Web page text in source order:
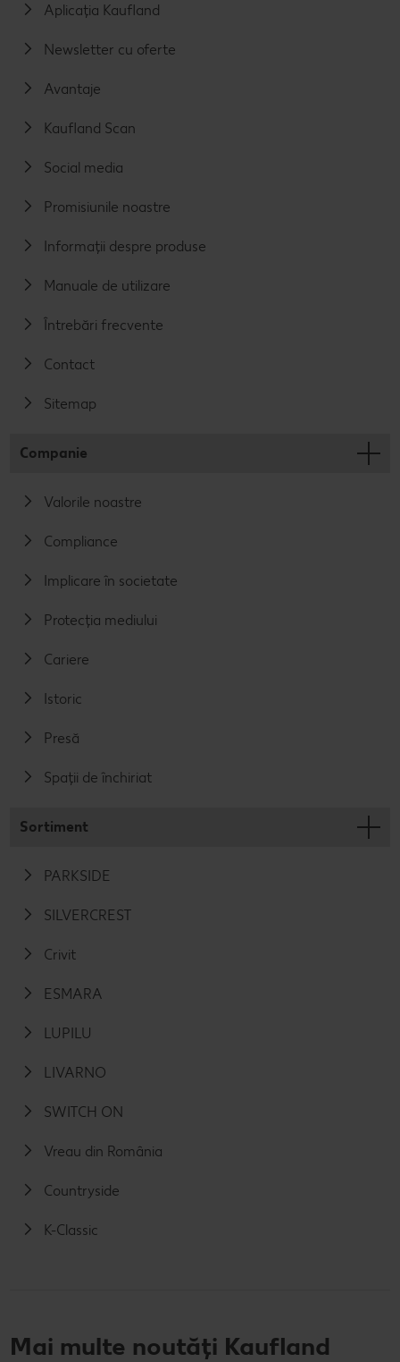
Aplicația Kaufland
Newsletter cu oferte
Avantaje
Kaufland Scan
Social media
Promisiunile noastre
Informații despre produse
Manuale de utilizare
Întrebări frecvente
Contact
Sitemap
Companie
Valorile noastre
Compliance
Implicare în societate
Protecția mediului
Cariere
Istoric
Presă
Spații de închiriat
Sortiment
PARKSIDE
SILVERCREST
Crivit
ESMARA
LUPILU
LIVARNO
SWITCH ON
Vreau din România
Countryside
K-Classic
Mai multe noutăți Kaufland